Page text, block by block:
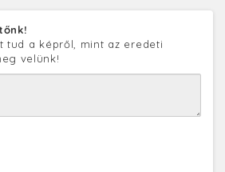
tud a képről, mint az eredeti
velünk!